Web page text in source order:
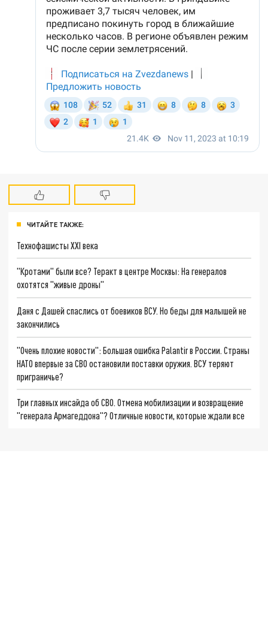
ЧИТАЙТЕ ТАКЖЕ:
Технофашисты XXI века
"Кротами" были все? Теракт в центре Москвы: На генералов
охотятся "живые дроны"
Даня с Дашей спаслись от боевиков ВСУ. Но беды для малышей не
закончились
"Очень плохие новости": Большая ошибка Palantir в России. Страны
НАТО впервые за СВО остановили поставки оружия. ВСУ теряют
приграничье?
Три главных инсайда об СВО. Отмена мобилизации и возвращение
"генерала Армагеддона"? Отличные новости, которые ждали все